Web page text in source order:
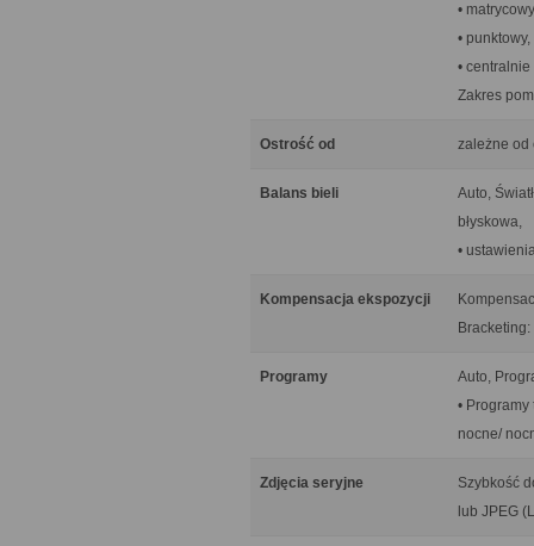
•
• punktowy,
•
Zakres
Ostrość od zależne od
Balans bieli
Auto,
błyskowa,
•
Kompensacja ekspozycji
Programy
Auto,
•
nocne/
Zdjęcia seryjne
Szybkość
lub JPEG